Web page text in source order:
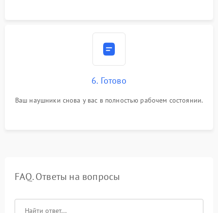
6. Готово
Ваш наушники снова у вас в полностью рабочем состоянии.
FAQ. Ответы на вопросы